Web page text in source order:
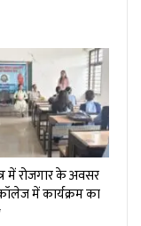
में रोजगार के अवसर
में कार्यक्रम का